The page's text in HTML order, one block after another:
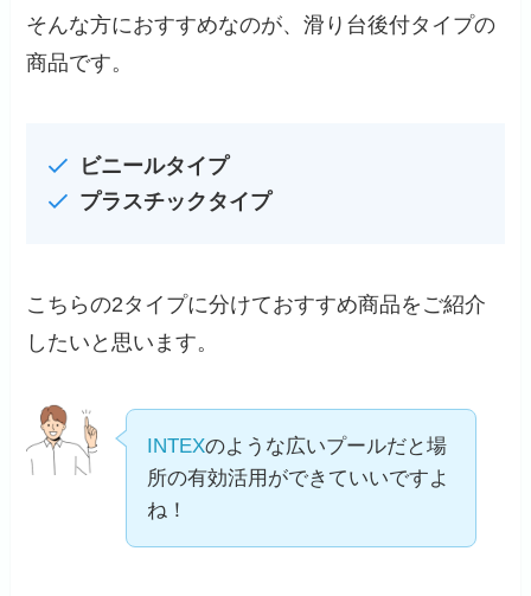
そんな方におすすめなのが、滑り台後付タイプの
商品です。
ビニールタイプ
プラスチックタイプ
こちらの2タイプに分けておすすめ商品をご紹介
したいと思います。
INTEXのような広いプールだと場
所の有効活用ができていいですよ
ね！